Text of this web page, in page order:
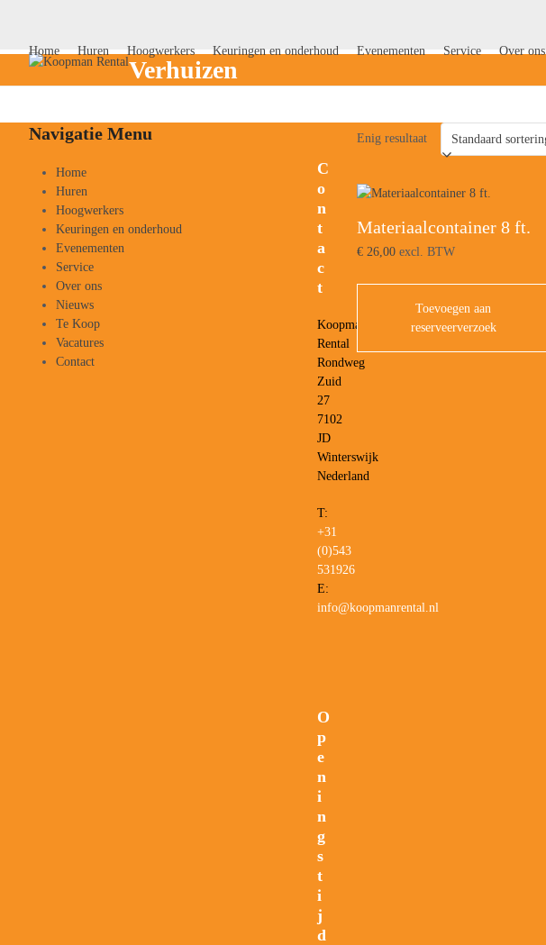
contentHome
Huren Hoogwerkers Keuringen en onderhoud Evenementen Service Over ons
Verhuizen
Enig resultaat
Materiaalcontainer 8 ft.
€ 26,00 excl. BTW
Toevoegen aan
reserveerverzoek
Navigatie Menu
Home
Huren
Hoogwerkers
Keuringen en onderhoud
Evenementen
Service
Over ons
Nieuws
Te Koop
Vacatures
Contact
C
o
n
t
a
c
t
Koopman
Rental
Rondweg
Zuid
27
7102
JD
Winterswijk
Nederland
T:
+31
(0)543
531926
E:
info@koopmanrental.nl
O
p
e
n
i
n
g
s
t
i
j
d